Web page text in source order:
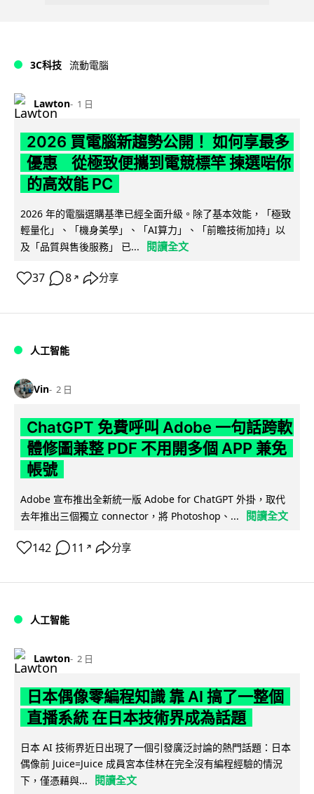
3C科技 流動電腦
Lawton 1 日
2026 買電腦新趨勢公開！ 如何享最多
優惠 從極致便攜到電競標竿 揀選啱你
的高效能 PC
2026 年的電腦選購基準已經全面升級。除了基本效能，「極致
輕量化」、「機身美學」、「AI算力」、「前瞻技術加持」以
及「品質與售後服務」 已...
閱讀全文
37 8 ↗ 分享
人工智能
Vin 2 日
ChatGPT 免費呼叫 Adobe 一句話跨軟
體修圖兼整 PDF 不用開多個 APP 兼免
帳號
Adobe 宣布推出全新統一版 Adobe for ChatGPT 外掛，取代
去年推出三個獨立 connector，將 Photoshop、...
閱讀全文
142 11 ↗ 分享
人工智能
Lawton 2 日
日本偶像零編程知識 靠 AI 搞了一整個
直播系統 在日本技術界成為話題
日本 AI 技術界近日出現了一個引發廣泛討論的熱門話題：日本
偶像前 Juice=Juice 成員宮本佳林在完全沒有編程經驗的情況
下，僅憑藉與...
閱讀全文